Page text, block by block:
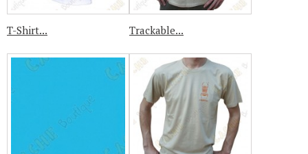
T-Shirt... Trackable...